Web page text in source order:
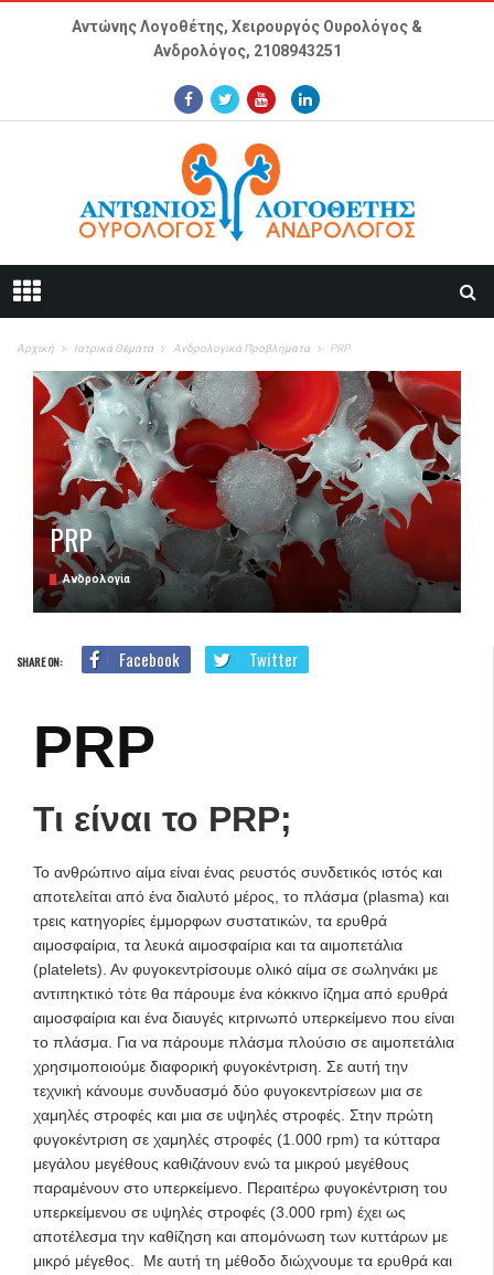
Αντώνης Λογοθέτης, Χειρουργός Ουρολόγος &
Ανδρολόγος, 2108943251
Αρχική Ιατρικά Θέματα Ανδρολογικά Προβλήματα PRP
PRP
Ανδρολογία
SHARE ON: Facebook Twitter
PRP
Τι είναι το PRP;
Το ανθρώπινο αίμα είναι ένας ρευστός συνδετικός ιστός και
αποτελείται από ένα διαλυτό μέρος, το πλάσμα (plasma) και
τρεις κατηγορίες έμμορφων συστατικών, τα ερυθρά
αιμοσφαίρια, τα λευκά αιμοσφαίρια και τα αιμοπετάλια
(platelets). Αν φυγοκεντρίσουμε ολικό αίμα σε σωληνάκι με
αντιπηκτικό τότε θα πάρουμε ένα κόκκινο ίζημα από ερυθρά
αιμοσφαίρια και ένα διαυγές κιτρινωπό υπερκείμενο που είναι
το πλάσμα. Για να πάρουμε πλάσμα πλούσιο σε αιμοπετάλια
χρησιμοποιούμε διαφορική φυγοκέντριση. Σε αυτή την
τεχνική κάνουμε συνδυασμό δύο φυγοκεντρίσεων μια σε
χαμηλές στροφές και μια σε υψηλές στροφές. Στην πρώτη
φυγοκέντριση σε χαμηλές στροφές (1.000 rpm) τα κύτταρα
μεγάλου μεγέθους καθιζάνουν ενώ τα μικρού μεγέθους
παραμένουν στο υπερκείμενο. Περαιτέρω φυγοκέντριση του
υπερκείμενου σε υψηλές στροφές (3.000 rpm) έχει ως
αποτέλεσμα την καθίζηση και απομόνωση των κυττάρων με
μικρό μέγεθος. Με αυτή τη μέθοδο διώχνουμε τα ερυθρά και